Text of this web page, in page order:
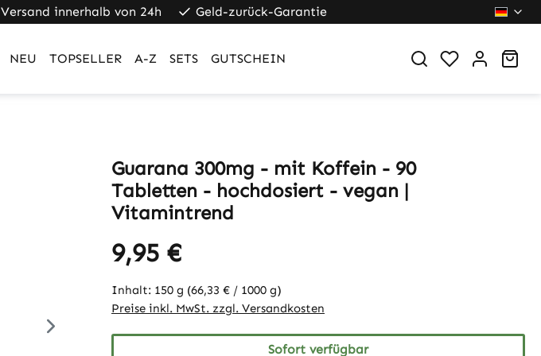
Versand innerhalb von 24h Geld-zurück-Garantie
NEU TOPSELLER A-Z SETS GUTSCHEIN
Guarana 300mg - mit Koffein - 90
Tabletten - hochdosiert - vegan |
Vitamintrend
9,95 €
Inhalt: 150 g (66,33 € / 1000 g)
Preise inkl. MwSt. zzgl. Versandkosten
Sofort verfügbar